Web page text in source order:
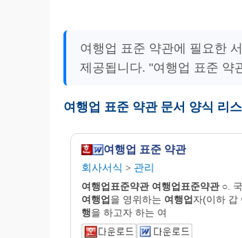
여행업 표준 약관에 필요한
제공됩니다. "여행업 표준 약
여행업 표준 약관 문서 양식 리
여행업 표준 약관
회사서식 > 관리
여행업표준약관 여행업표준약관○.
여행업을 영위하는 여행업자(이하 갑
행을 하고자 하는 여